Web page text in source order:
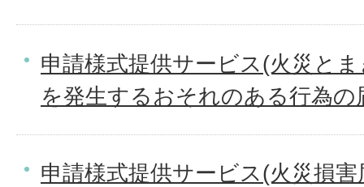
申請様式提供サービス(火災と
を発生するおそれのある行為の
申請様式提供サービス(火災損